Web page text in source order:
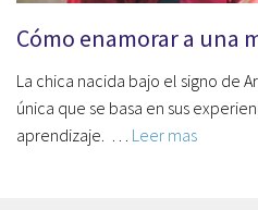
Cómo enamorar a una
La chica nacida bajo el signo de
única que se basa en sus
aprendizaje. … Leer mas